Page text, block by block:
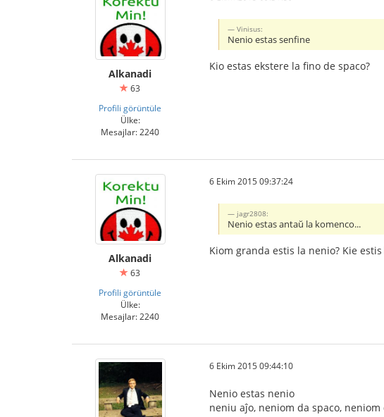
Alkanadi
63
Profili görüntüle
Ülke:
Mesajlar: 2240
Vinisus:
Nenio estas senfine
Kio estas ekstere la fino de spaco?
Alkanadi
63
Profili görüntüle
Ülke:
Mesajlar: 2240
6 Ekim 2015 09:37:24
jagr2808:
Nenio estas antaŭ la komenco...
Kiom granda estis la nenio? Kie
6 Ekim 2015 09:44:10
Nenio estas nenio
neniu aĵo, neniom da spaco,